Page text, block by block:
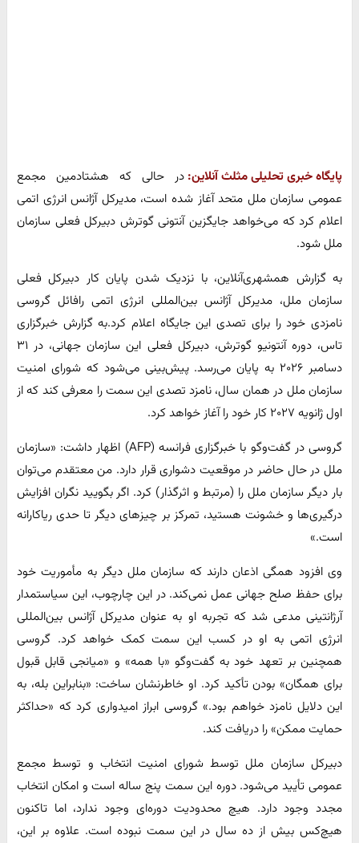
پایگاه خبری تحلیلی مثلث آنلاین: در حالی که هشتادمین مجمع
عمومی سازمان ملل متحد آغاز شده است، مدیرکل آژانس انرژی اتمی
اعلام کرد که می‌خواهد جایگزین آنتونی گوترش دبیرکل فعلی سازمان
ملل شود.
به گزارش همشهری‌آنلاین، با نزدیک شدن پایان کار دبیرکل فعلی
سازمان ملل، مدیرکل آژانس بین‌المللی انرژی اتمی رافائل گروسی
نامزدی خود را برای تصدی این جایگاه اعلام کرد.به گزارش خبرگزاری
تاس، دوره آنتونیو گوترش، دبیرکل فعلی این سازمان جهانی، در ۳۱
دسامبر ۲۰۲۶ به پایان می‌رسد. پیش‌بینی می‌شود که شورای امنیت
سازمان ملل در همان سال، نامزد تصدی این سمت را معرفی کند که از
اول ژانویه ۲۰۲۷ کار خود را آغاز خواهد کرد.
گروسی در گفت‌وگو با خبرگزاری فرانسه (AFP) اظهار داشت: «سازمان
ملل در حال حاضر در موقعیت دشواری قرار دارد. من معتقدم می‌توان
بار دیگر سازمان ملل را (مرتبط و اثرگذار) کرد. اگر بگویید نگران افزایش
درگیری‌ها و خشونت هستید، تمرکز بر چیزهای دیگر تا حدی ریاکارانه
است.»
وی افزود همگی اذعان دارند که سازمان ملل دیگر به مأموریت خود
برای حفظ صلح جهانی عمل نمی‌کند. در این چارچوب، این سیاستمدار
آرژانتینی مدعی شد که تجربه او به عنوان مدیرکل آژانس بین‌المللی
انرژی اتمی به او در کسب این سمت کمک خواهد کرد. گروسی
همچنین بر تعهد خود به گفت‌وگو «با همه» و «میانجی قابل قبول
برای همگان» بودن تأکید کرد. او خاطرنشان ساخت: «بنابراین بله، به
این دلایل نامزد خواهم بود.» گروسی ابراز امیدواری کرد که «حداکثر
حمایت ممکن» را دریافت کند.
دبیرکل سازمان ملل توسط شورای امنیت انتخاب و توسط مجمع
عمومی تأیید می‌شود. دوره این سمت پنج ساله است و امکان انتخاب
مجدد وجود دارد. هیچ محدودیت دوره‌ای وجود ندارد، اما تاکنون
هیچ‌کس بیش از ده سال در این سمت نبوده است. علاوه بر این،‌